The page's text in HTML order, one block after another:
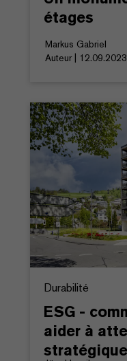
étages
Markus Gabriel
Auteur | 12.09.2023
Durabilité
ESG -
aider à